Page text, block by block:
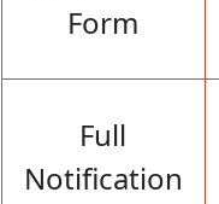
Form
Full
Notification